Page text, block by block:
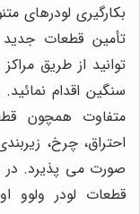
بکارگیری لودرهای
تأمین قطعات جدید
توانید از طریق
سنگین اقدام
متفاوت همچون
احتراق، چرخ،
صورت می پذیرد. در
قطعات لودر ولوو